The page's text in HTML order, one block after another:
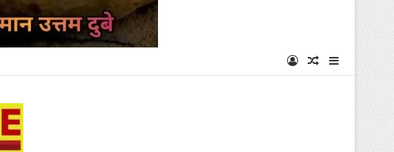
Log InRandom
Sidebar